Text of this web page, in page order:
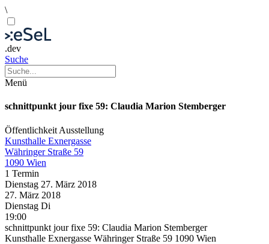
\
.dev
Suche
Menü
schnittpunkt jour fixe 59: Claudia Marion Stemberger
Öffentlichkeit Ausstellung
Kunsthalle Exnergasse
Währinger Straße 59
1090 Wien
1 Termin
Dienstag 27. März 2018
27. März 2018
Dienstag Di
19:00
schnittpunkt jour fixe 59: Claudia Marion Stemberger
Kunsthalle Exnergasse Währinger Straße 59 1090 Wien